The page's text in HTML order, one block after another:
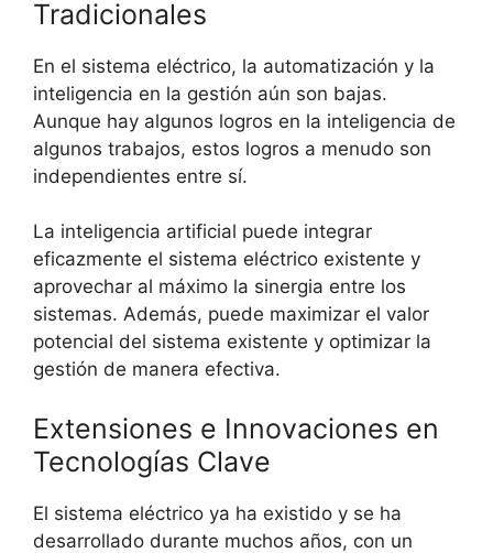
Tradicionales
En el sistema eléctrico, la automatización y la
inteligencia en la gestión aún son bajas.
Aunque hay algunos logros en la inteligencia de
algunos trabajos, estos logros a menudo son
independientes entre sí.
La inteligencia artificial puede integrar
eficazmente el sistema eléctrico existente y
aprovechar al máximo la sinergia entre los
sistemas. Además, puede maximizar el valor
potencial del sistema existente y optimizar la
gestión de manera efectiva.
Extensiones e Innovaciones en
Tecnologías Clave
El sistema eléctrico ya ha existido y se ha
desarrollado durante muchos años, con un